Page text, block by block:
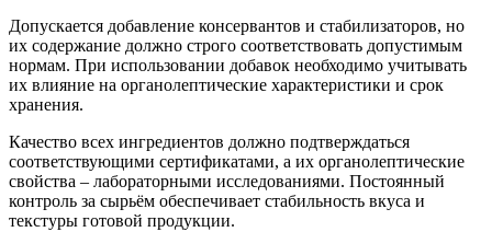
Допускается добавление консервантов и стабилизаторов, но
их содержание должно строго соответствовать допустимым
нормам. При использовании добавок необходимо учитывать
их влияние на органолептические характеристики и срок
хранения.
Качество всех ингредиентов должно подтверждаться
соответствующими сертификатами, а их органолептические
свойства – лабораторными исследованиями. Постоянный
контроль за сырьём обеспечивает стабильность вкуса и
текстуры готовой продукции.